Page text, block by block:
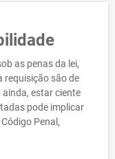
as penas da lei,
requisição são de
estar ciente
pode implicar
Penal,